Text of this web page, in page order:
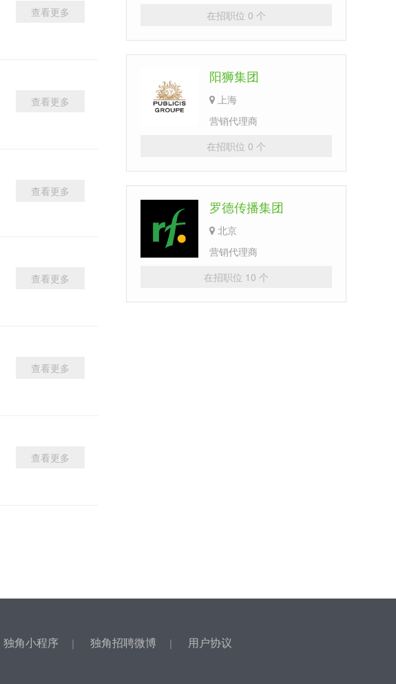
查看更多
查看更多
查看更多
查看更多
查看更多
查看更多
在招职位 0 个
阳狮集团
上海
营销代理商
在招职位 0 个
罗德传播集团
北京
营销代理商
在招职位 10 个
独角小程序 ｜ 独角招聘微博 ｜ 用户协议